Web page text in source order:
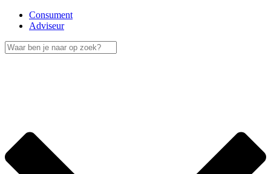
Consument
Adviseur